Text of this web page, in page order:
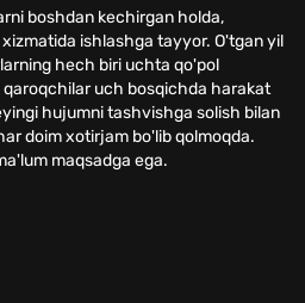
boshdan kechirgan holda,
ishlashga tayyor. O'tgan yil
hech biri uchta qo'pol
uch bosqichda harakat
hujumni tashvishga solish bilan
doim xotirjam bo'lib qolmoqda.
maqsadga ega.